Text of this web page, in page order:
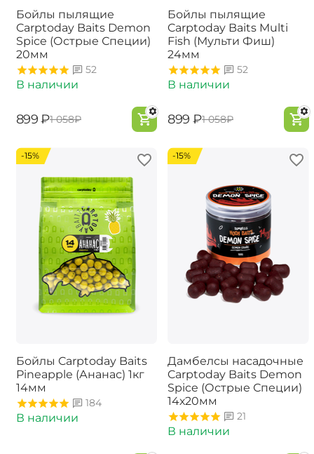
Бойлы пылящие
Carptoday Baits Demon
Spice (Острые Специи)
20мм
52
В наличии
‍899‍ ₽‍1 058‍₽
Бойлы пылящие
Carptoday Baits Multi
Fish (Мульти Фиш)
24мм
52
В наличии
‍899‍ ₽‍1 058‍₽
-15%
Бойлы Carptoday Baits
Pineapple (Ананас) 1кг
14мм
184
В наличии
-15%
Дамбелсы насадочные
Carptoday Baits Demon
Spice (Острые Специи)
14х20мм
21
В наличии